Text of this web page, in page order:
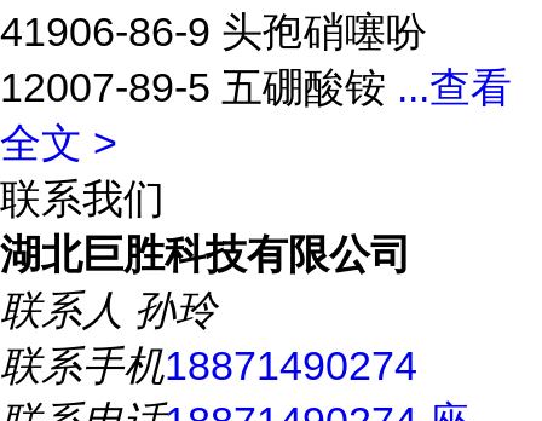
41906-86-9 头孢硝噻吩
12007-89-5 五硼酸铵 ...查看
全文 >
联系我们
湖北巨胜科技有限公司
联系人 孙玲
联系手机18871490274